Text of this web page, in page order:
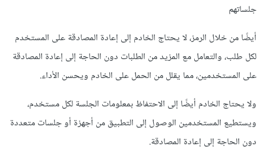
جلساتهم
أيضًا من خلال الرمز، لا يحتاج الخادم إلى إعادة المصادقة على المستخدم
لكل طلب، والتعامل مع المزيد من الطلبات دون الحاجة إلى إعادة المصادقة
على المستخدمين،مما يقلل من الحمل على الخادم ويحسن الأداء.
ولا يحتاج الخادم أيضًا إلى الاحتفاظ بمعلومات الجلسة لكل مستخدم،
ويستطيع المستخدمين الوصول إلى التطبيق من أجهزة أو جلسات متعددة
دون الحاجة إلى إعادة المصادقة.